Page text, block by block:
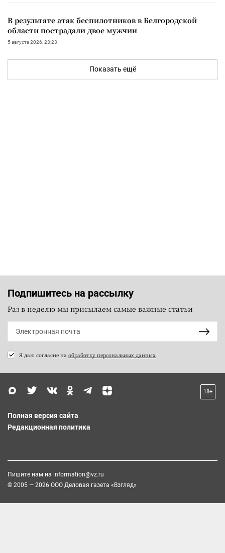
В результате атак беспилотников в Белгородской
области пострадали двое мужчин
5 августа 2026, 23:23
Показать ещё
Подпишитесь на рассылку
Раз в неделю мы присылаем самые важные статьи
Я даю согласие на обработку персональных данных
18+
Полная версия сайта
Редакционная политика
Пишите нам на information@vz.ru
© 2005 — 2026 ООО Деловая газета «Взгляд»